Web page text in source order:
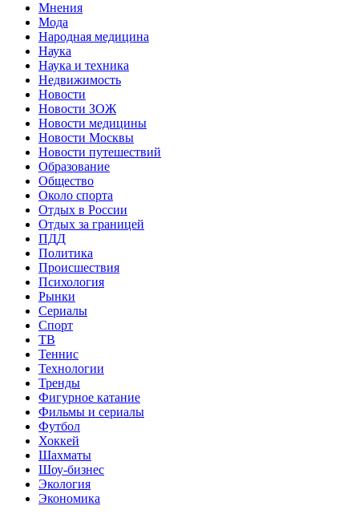
Мнения
Мода
Народная медицина
Наука
Наука и техника
Недвижимость
Новости
Новости ЗОЖ
Новости медицины
Новости Москвы
Новости путешествий
Образование
Общество
Около спорта
Отдых в России
Отдых за границей
ПДД
Политика
Происшествия
Психология
Рынки
Сериалы
Спорт
ТВ
Теннис
Технологии
Тренды
Фигурное катание
Фильмы и сериалы
Футбол
Хоккей
Шахматы
Шоу-бизнес
Экология
Экономика